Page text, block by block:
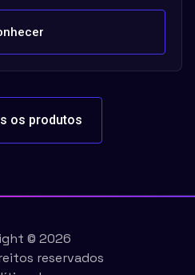
os produtos
© 2026
reservados